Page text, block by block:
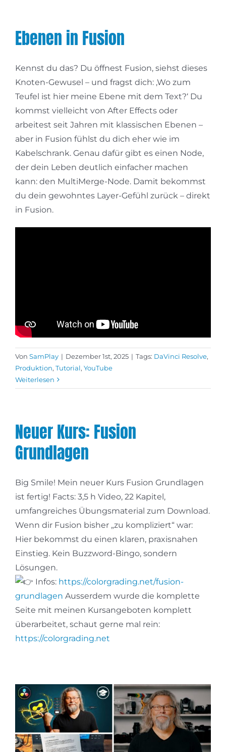
Ebenen in Fusion
Kennst du das? Du öffnest Fusion, siehst dieses
Knoten-Gewusel – und fragst dich: ‚Wo zum
Teufel ist hier meine Ebene mit dem Text?‘ Du
kommst vielleicht von After Effects oder
arbeitest seit Jahren mit klassischen Ebenen –
aber in Fusion fühlst du dich eher wie im
Kabelschrank. Genau dafür gibt es einen Node,
der dein Leben deutlich einfacher machen
kann: den MultiMerge-Node. Damit bekommst
du dein gewohntes Layer-Gefühl zurück – direkt
in Fusion.
Von SamPlay | Dezember 1st, 2025 | Tags: DaVinci Resolve,
Produktion, Tutorial, YouTube
Weiterlesen
Neuer Kurs: Fusion
Grundlagen
Big Smile! Mein neuer Kurs Fusion Grundlagen
ist fertig! Facts: 3,5 h Video, 22 Kapitel,
umfangreiches Übungsmaterial zum Download.
Wenn dir Fusion bisher „zu kompliziert“ war:
Hier bekommst du einen klaren, praxisnahen
Einstieg. Kein Buzzword-Bingo, sondern
Lösungen.
Infos: https://colorgrading.net/fusion-
grundlagen Ausserdem wurde die komplette
Seite mit meinen Kursangeboten komplett
überarbeitet, schaut gerne mal rein:
https://colorgrading.net